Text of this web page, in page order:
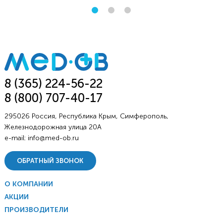
8 (365) 224-56-22
8 (800) 707-40-17
295026 Россия, Республика Крым, Симферополь,
Железнодорожная улица 20А
e-mail: info@med-ob.ru
ОБРАТНЫЙ ЗВОНОК
О КОМПАНИИ
АКЦИИ
ПРОИЗВОДИТЕЛИ